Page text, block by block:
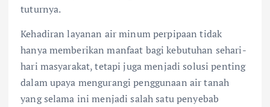
tuturnya.
Kehadiran layanan air minum perpipaan tidak
hanya memberikan manfaat bagi kebutuhan sehari-
hari masyarakat, tetapi juga menjadi solusi penting
dalam upaya mengurangi penggunaan air tanah
yang selama ini menjadi salah satu penyebab